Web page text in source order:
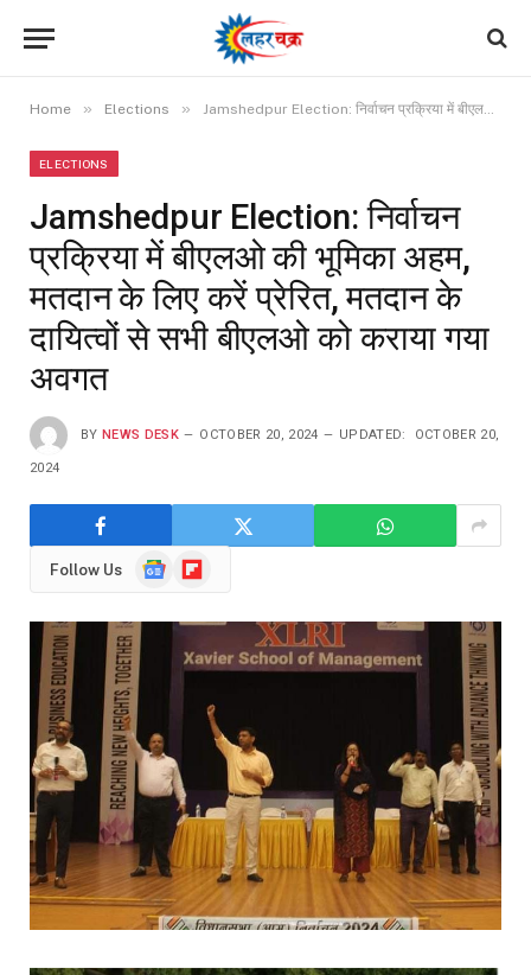
Home » Elections » Jamshedpur Election: निर्वाचन प्रक्रिया में बीएलओ की भूमिका अहम, मतदान के लिए करें प्रेरित, मतदान के दायित्वों से सभी बीएलओ को कराया गया अवगत
ELECTIONS
Jamshedpur Election: निर्वाचन
प्रक्रिया में बीएलओ की भूमिका अहम,
मतदान के लिए करें प्रेरित, मतदान के
दायित्वों से सभी बीएलओ को कराया गया
अवगत
BY NEWS DESK OCTOBER 20, 2024 UPDATED: OCTOBER 20,
2024
Follow Us
GoogleFlipboard